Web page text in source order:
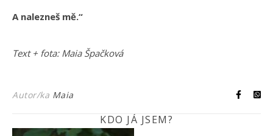
A nalezneš mě.“
Text + fota: Maia Špačková
Autor/ka Maia
KDO JÁ JSEM?